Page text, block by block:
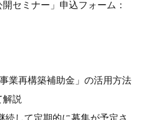
セミナー」申込フォーム：
業再構築補助金」の活用方法
解説